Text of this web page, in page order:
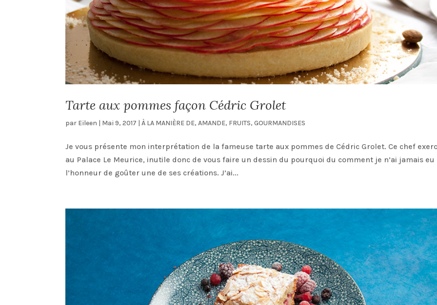
Tarte aux pommes façon Cédric Grolet
par Eileen | Mai 9, 2017 |À LA MANIÈRE DE,AMANDE, FRUITS,GOURMANDISES
Je vous présente mon interprétation de la fameuse tarte aux pommes de Cédric Grolet. Ce chef
au Palace Le Meurice, inutile donc de vous faire un dessin du pourquoi du comment je n’ai jamais eu
l’honneur de goûter une de ses créations. J’ai...